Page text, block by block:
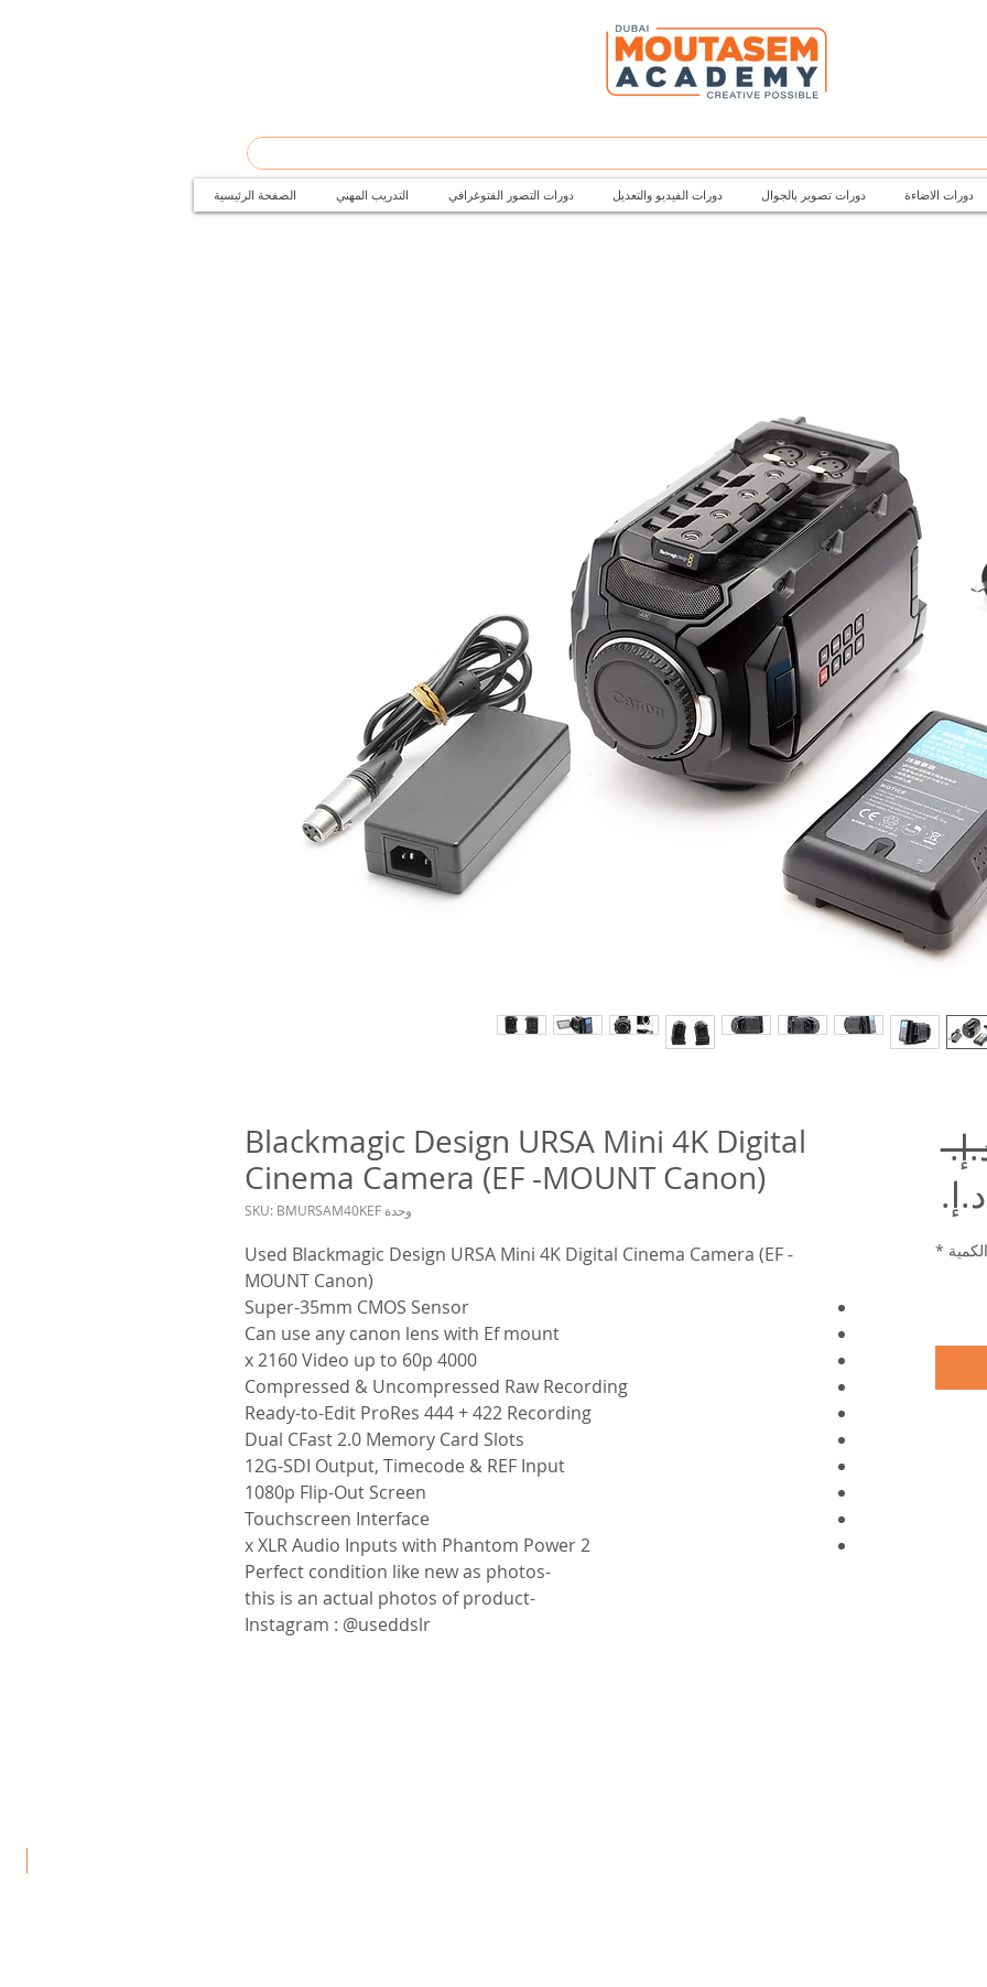
الصفحة الرئيسية التدريب المهني دورات التصور الفتوغرافي دورات الفيديو والتعديل دورات تصوير بالجوال دورات الاضاءة
Blackmagic Design URSA Mini 4K Digital
Cinema Camera (EF -MOUNT Canon)
وحدة SKU: BMURSAM40KEF
Used Blackmagic Design URSA Mini 4K Digital Cinema Camera (EF -
MOUNT Canon)
Super-35mm CMOS Sensor
Can use any canon lens with Ef mount
4000 x 2160 Video up to 60p
Compressed & Uncompressed Raw Recording
Ready-to-Edit ProRes 444 + 422 Recording
Dual CFast 2.0 Memory Card Slots
12G-SDI Output, Timecode & REF Input
1080p Flip-Out Screen
Touchscreen Interface
2 x XLR Audio Inputs with Phantom Power
-Perfect condition like new as photos
-this is an actual photos of product
Instagram : @useddslr
سعر
البيع الكمية *